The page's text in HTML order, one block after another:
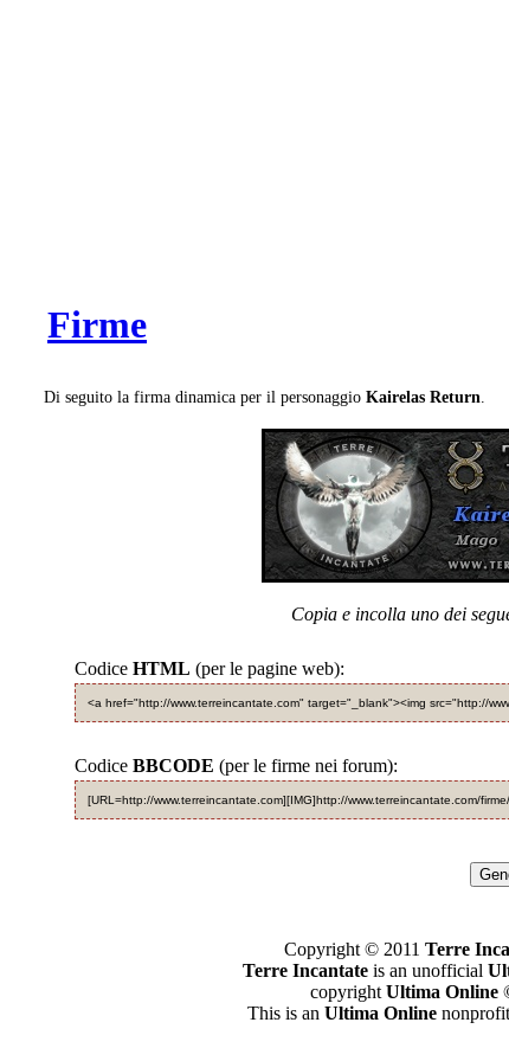
Firme
Di seguito la firma dinamica per il personaggio Kairelas Return.
Copia e incolla uno dei
Codice HTML (per le pagine web):
<a href="http://www.terreincantate.com" target="_blank"><img src="http://
Codice BBCODE (per le firme nei forum):
[URL=http://www.terreincantate.com][IMG]http://www.terreincantate.com/
Copyright © 2011 Terre
Terre Incantate is an unofficial
copyright Ultima Online
This is an Ultima Online